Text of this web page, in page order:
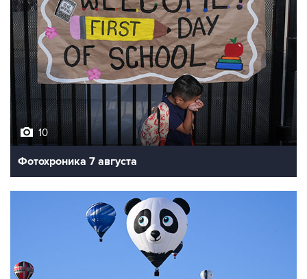
10
Фотохроника 7 августа